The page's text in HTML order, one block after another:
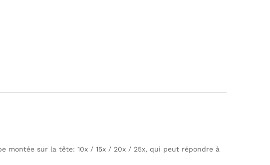
montée sur la tête: 10x / 15x / 20x / 25x, qui peut répondre à